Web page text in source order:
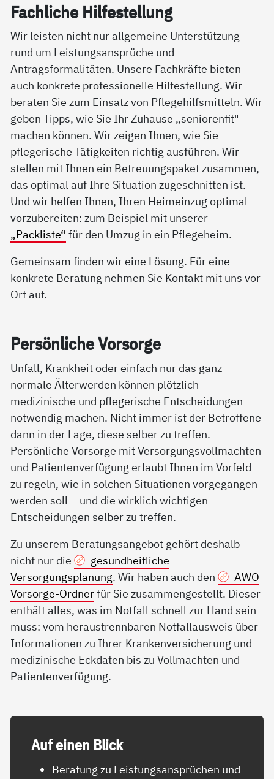
Fach­li­che Hil­fe­stel­lung
Wir leisten nicht nur allgemeine Unterstützung
rund um Leistungsansprüche und
Antragsformalitäten. Unsere Fachkräfte bieten
auch konkrete professionelle Hilfestellung. Wir
beraten Sie zum Einsatz von Pflegehilfsmitteln. Wir
geben Tipps, wie Sie Ihr Zuhause „seniorenfit"
machen können. Wir zeigen Ihnen, wie Sie
pflegerische Tätigkeiten richtig ausführen. Wir
stellen mit Ihnen ein Betreuungspaket zusammen,
das optimal auf Ihre Situation zugeschnitten ist.
Und wir helfen Ihnen, Ihren Heimeinzug optimal
vorzubereiten: zum Beispiel mit unserer
„Packliste“ für den Umzug in ein Pflegeheim.
Gemeinsam finden wir eine Lösung. Für eine
konkrete Beratung nehmen Sie Kontakt mit uns vor
Ort auf.
Per­sön­li­che Vor­sor­ge
Unfall, Krankheit oder einfach nur das ganz
normale Älterwerden können plötzlich
medizinische und pflegerische Entscheidungen
notwendig machen. Nicht immer ist der Betroffene
dann in der Lage, diese selber zu treffen.
Persönliche Vorsorge mit Versorgungsvollmachten
und Patientenverfügung erlaubt Ihnen im Vorfeld
zu regeln, wie in solchen Situationen vorgegangen
werden soll – und die wirklich wichtigen
Entscheidungen selber zu treffen.
Zu unserem Beratungsangebot gehört deshalb
nicht nur die
gesundheitliche
Versorgungsplanung. Wir haben auch den
AWO
Vorsorge-Ordnerfür Sie zusammengestellt. Dieser
enthält alles, was im Notfall schnell zur Hand sein
muss: vom heraustrennbaren Notfallausweis über
Informationen zu Ihrer Krankenversicherung und
medizinische Eckdaten bis zu Vollmachten und
Patientenverfügung.
Auf ei­nen Blick
Beratung zu Leistungsansprüchen und